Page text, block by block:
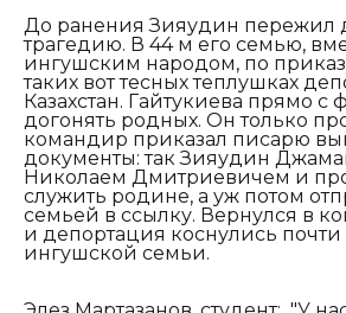
До ранения Зияудин пережил
трагедию. В 44 м его семью,
ингушским народом, по
таких вот тесных теплушках
Казахстан. Гайтукиева прямо с
догонять родных. Он только
командир приказал писарю
документы: так Зияудин
Николаем Дмитриевичем и
служить родине, а уж потом
семьей в ссылку. Вернулся в
и депортация коснулись
ингушской семьи.